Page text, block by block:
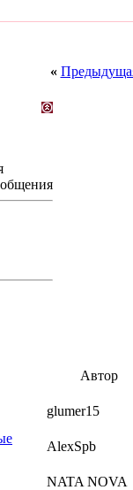
«
Автор
glumer15
AlexSpb
NATA NOVA